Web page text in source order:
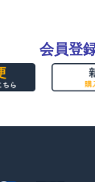
会員登